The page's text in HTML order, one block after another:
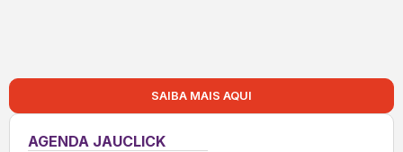
SAIBA MAIS AQUI
AGENDA JAUCLICK